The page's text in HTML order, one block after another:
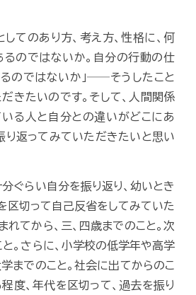
してのあり方、考え方、性格に、何
のではないか。自分の行動の仕
のではないか」──そうしたこと
きたいのです。そして、人間関係
る人と自分との違いがどこにあ
り返ってみていただきたいと思い
ぐらい自分を振り返り、幼いとき
区切って自己反省をしてみていた
れてから、三、四歳までのこと。次
と。さらに、小学校の低学年や高学
学までのこと。社会に出てからのこ
程度、年代を区切って、過去を振り